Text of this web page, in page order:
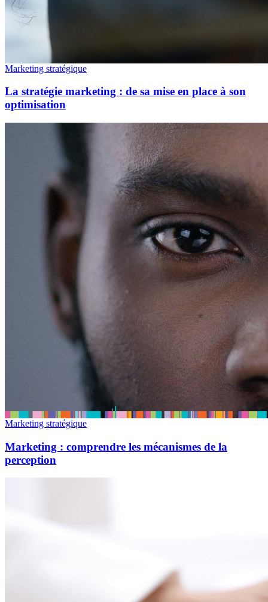
Marketing stratégique
La stratégie marketing : de sa mise en place à son
optimisation
Marketing stratégique
Marketing : comprendre les mécanismes de la
perception